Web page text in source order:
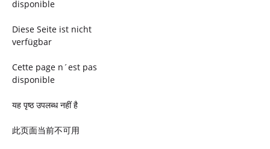
disponible
Diese Seite ist nicht
verfügbar
Cette page n´est pas
disponible
यह पृष्ठ उपलब्ध नहीं है
此页面当前不可用